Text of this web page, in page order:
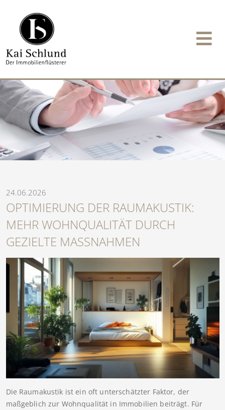
24.06.2026
OPTIMIERUNG DER RAUMAKUSTIK:
MEHR WOHNQUALITÄT DURCH
GEZIELTE MASSNAHMEN
Die Raumakustik ist ein oft unterschätzter Faktor, der
maßgeblich zur Wohnqualität in Immobilien beiträgt. Für